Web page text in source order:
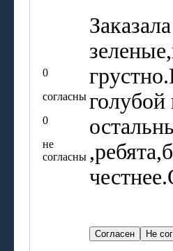
0
согласны
0
не
согласны
голубой